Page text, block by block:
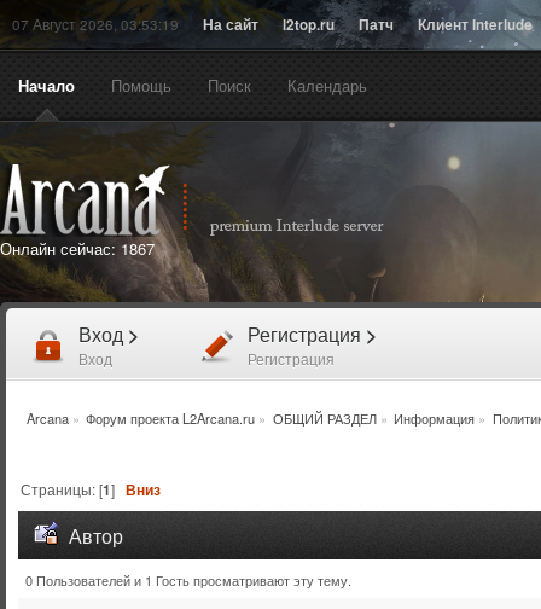
07 Август 2026, 03:53:19 На сайт l2top.ru Патч Клиент Interlude
Начало Помощь Поиск Календарь
Онлайн сейчас: 1867
Вход >
Вход
Регистрация >
Регистрация
Arcana» Форум проекта L2Arcana.ru » ОБЩИЙ РАЗДЕЛ» Информация »
Страницы: [1]Вниз
Автор
Тема: Политика конфиденциальности (Прочитано
0 Пользователей и 1 Гость просматривают эту тему.